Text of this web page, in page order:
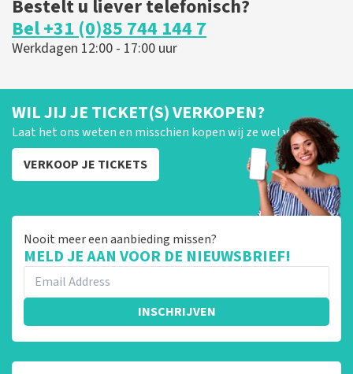
Bestelt u liever telefonisch?
Bel +31 (0)85 744 144 7
Werkdagen 12:00 - 17:00 uur
WIL JIJ JE TICKET(S) VERKOPEN?
Laat het ons weten en misschien kopen wij ze wel van je!
VERKOOP JE TICKETS
Nooit meer een aanbieding missen?
MELD JE AAN VOOR DE NIEUWSBRIEF!
INSCHRIJVEN